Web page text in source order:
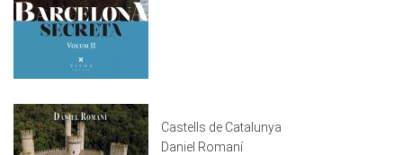
Castells de Catalunya
Daniel Romaní